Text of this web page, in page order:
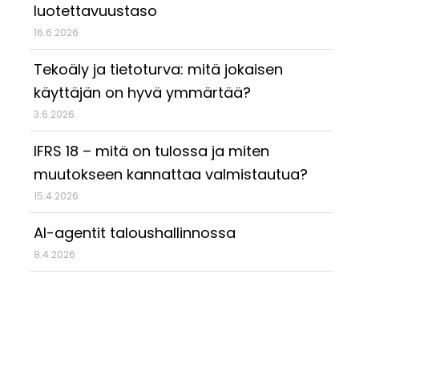
luotettavuustaso
16.6.2026
Tekoäly ja tietoturva: mitä jokaisen
käyttäjän on hyvä ymmärtää?
3.6.2026
IFRS 18 – mitä on tulossa ja miten
muutokseen kannattaa valmistautua?
15.4.2026
AI-agentit taloushallinnossa
8.4.2026